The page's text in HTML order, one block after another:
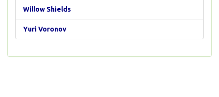
Willow Shields
Yuri Voronov